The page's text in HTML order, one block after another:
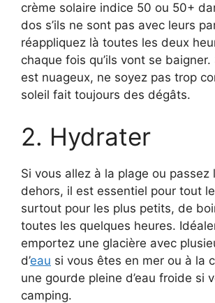
crème solaire indice 50 ou 50+
dos s’ils ne sont pas avec leurs
réappliquez là toutes les deux
chaque fois qu’ils vont se
est nuageux, ne soyez pas trop
soleil fait toujours des dégâts.
2. Hydrater
Si vous allez à la plage ou passez
dehors, il est essentiel pour tout
surtout pour les plus petits, de
toutes les quelques heures.
emportez une glacière avec
d’eau si vous êtes en mer ou à la
une gourde pleine d’eau froide si
camping.